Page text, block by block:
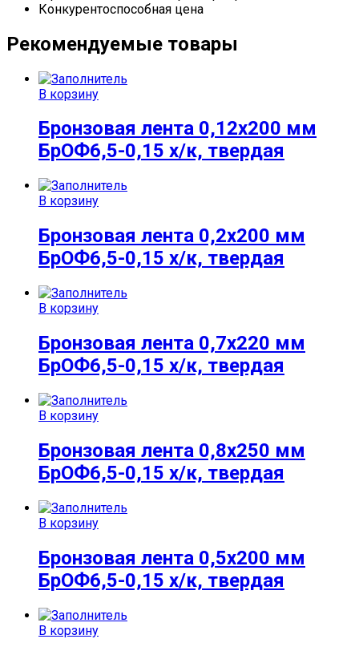
Конкурентоспособная цена
Рекомендуемые товары
В корзину
Бронзовая лента 0,12х200 мм
БрОФ6,5-0,15 х/к, твердая
В корзину
Бронзовая лента 0,2х200 мм
БрОФ6,5-0,15 х/к, твердая
В корзину
Бронзовая лента 0,7х220 мм
БрОФ6,5-0,15 х/к, твердая
В корзину
Бронзовая лента 0,8х250 мм
БрОФ6,5-0,15 х/к, твердая
В корзину
Бронзовая лента 0,5х200 мм
БрОФ6,5-0,15 х/к, твердая
В корзину